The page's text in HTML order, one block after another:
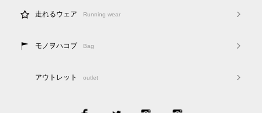
走れるウェア Running wear
モノヲハコブ Bag
アウトレット outlet